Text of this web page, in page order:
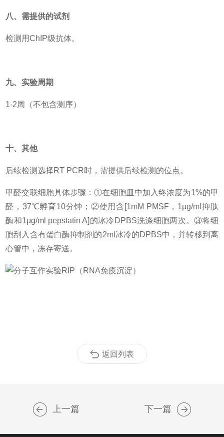
八、需提供的试剂
检测用ChIP级抗体。
九、实验周期
1-2周（不包含测序）
十、其他
后续检测选择RT PCR时，需提供后续检测的位点。
甲醛交联细胞具体步骤：①在细胞皿中加入终浓度为1%的甲
醛，37℃孵育10分钟；②使用含[1mM PMSF，1μg/ml抑肽
酶和1μg/ml pepstatin A]的冰冷DPBS洗涤细胞两次。③将细
胞刮入含有蛋白酶抑制剂的2ml冰冷的DPBS中，并转移到离
心管中，冻存寄送。
返回列表
上一篇 下一篇